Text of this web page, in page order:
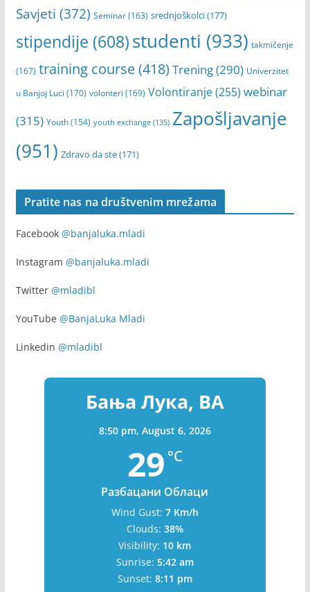
Savjeti (372) Seminar(163) srednjoškolci(177)
stipendije (608)studenti (933) takmičenje
(167) training course(418) Trening(290) Univerzitet
u Banjoj Luci (170) volonteri (169) Volontiranje(255) webinar
(315) Youth(154) youth exchange(135) Zapošljavanje
(951) Zdravo da ste(171)
Pratite nas na društvenim mrežama
Facebook @banjaluka.mladi
Instagram @banjaluka.mladi
Twitter @mladibl
YouTube @BanjaLuka Mladi
Linkedin @mladibl
Бања Лука, BA
8:50 pm, August 6, 2026
29 °C
Разбацани Облаци
Wind Gust: 7 Km/h
Clouds: 38%
Visibility: 10 km
Sunrise: 5:42 am
Sunset: 8:11 pm